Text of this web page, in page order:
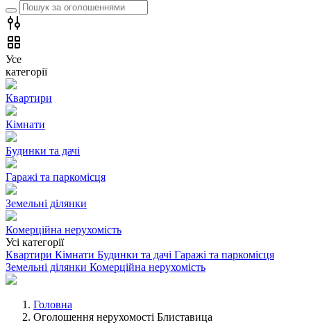
Усе
категорії
Квартири
Кімнати
Будинки та дачі
Гаражі та паркомісця
Земельні ділянки
Комерційна нерухомість
Усі категорії
Квартири Кімнати Будинки та дачі Гаражі та паркомісця
Земельні ділянки Комерційна нерухомість
Головна
Оголошення нерухомості Блиставица